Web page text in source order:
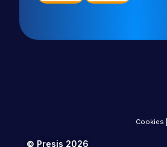
© Presis 2026
Cookies